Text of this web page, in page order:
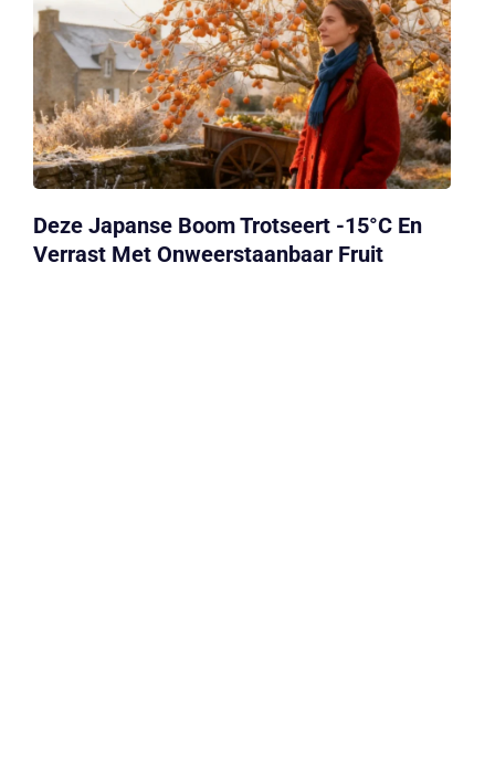
Deze Japanse Boom Trotseert -15°C En
Verrast Met Onweerstaanbaar Fruit